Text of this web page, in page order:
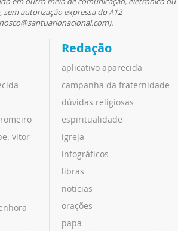
sem autorização expressa do A12
vitor
Redação
aplicativo aparecida
campanha da fraternidade
dúvidas religiosas
espiritualidade
igreja
infográficos
libras
notícias
orações
papa